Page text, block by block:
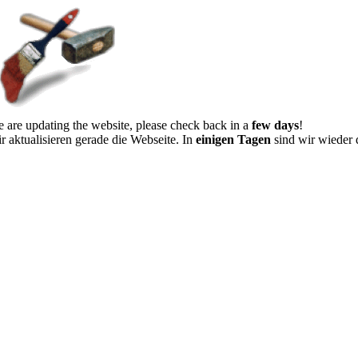
are updating the website, please check back in a few days!
aktualisieren gerade die Webseite. In einigen Tagen sind wir wieder